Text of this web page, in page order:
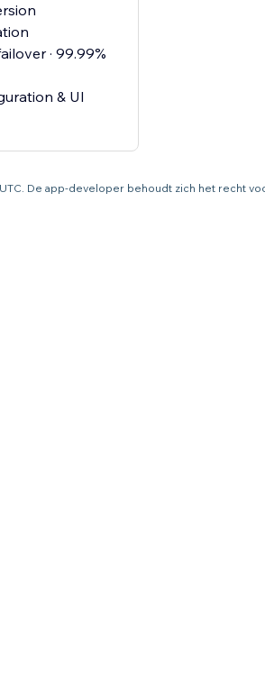
· 99.99%
& UI
De app-developer behoudt zich het recht